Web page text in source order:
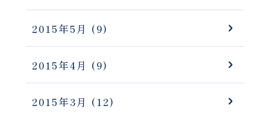
2015年5月 (9)
2015年4月 (9)
2015年3月 (12)